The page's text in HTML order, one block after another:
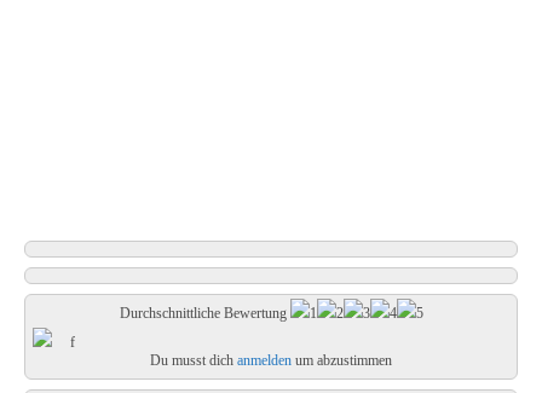
Durchschnittliche Bewertung
Du musst dich anmelden um abzustimmen